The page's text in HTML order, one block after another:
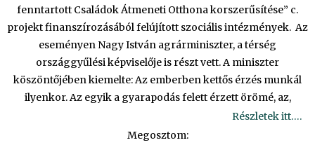
fenntartott Családok Átmeneti Otthona korszerűsítése” c.
projekt finanszírozásából felújított szociális intézmények. Az
eseményen Nagy István agrárminiszter, a térség
országgyűlési képviselője is részt vett. A miniszter
köszöntőjében kiemelte: Az emberben kettős érzés munkál
ilyenkor. Az egyik a gyarapodás felett érzett örömé, az,
Részletek itt….
Megosztom: